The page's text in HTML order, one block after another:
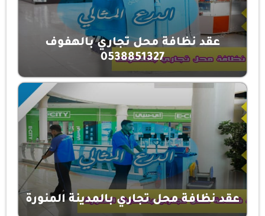
عقد نظافة محل تجاري بالهفوف
0538851327
عقد نظافة محل تجاري بالمدينة المنورة